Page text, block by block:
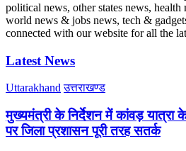
political news, other states news, health
world news & jobs news, tech &
connected with our website for all the
Latest News
Uttarakhand उत्तराखण्ड
मुख्यमंत्री के निर्देशन में कांवड़ यात्रा
पर जिला प्रशासन पूरी तरह सतर्क